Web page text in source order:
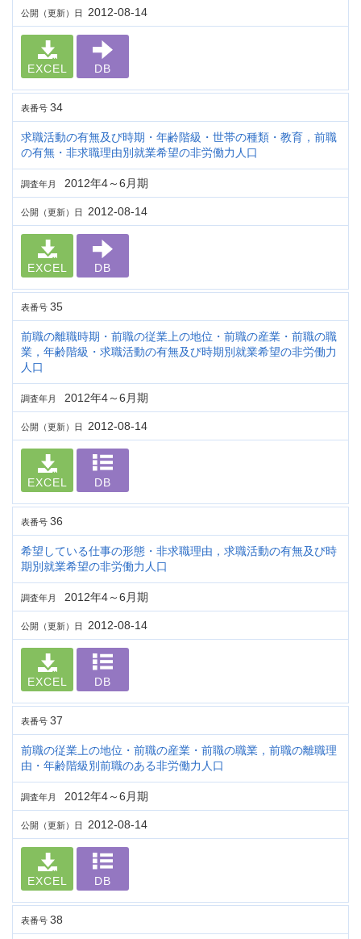
公開（更新）日 2012-08-14
EXCEL DB
表番号 34
求職活動の有無及び時期・年齢階級・世帯の種類・教育，前職
の有無・非求職理由別就業希望の非労働力人口
調査年月 2012年4～6月期
公開（更新）日 2012-08-14
EXCEL DB
表番号 35
前職の離職時期・前職の従業上の地位・前職の産業・前職の職
業，年齢階級・求職活動の有無及び時期別就業希望の非労働力
人口
調査年月 2012年4～6月期
公開（更新）日 2012-08-14
EXCEL DB
表番号 36
希望している仕事の形態・非求職理由，求職活動の有無及び時
期別就業希望の非労働力人口
調査年月 2012年4～6月期
公開（更新）日 2012-08-14
EXCEL DB
表番号 37
前職の従業上の地位・前職の産業・前職の職業，前職の離職理
由・年齢階級別前職のある非労働力人口
調査年月 2012年4～6月期
公開（更新）日 2012-08-14
EXCEL DB
表番号 38